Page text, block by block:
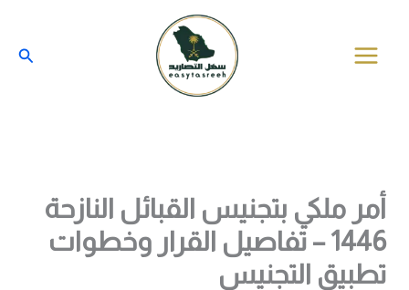
المحتوى
أمر ملكي بتجنيس القبائل النازحة
1446 – تفاصيل القرار وخطوات
تطبيق التجنيس